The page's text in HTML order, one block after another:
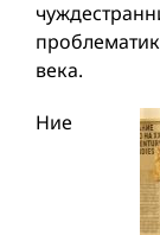
века.
Ние